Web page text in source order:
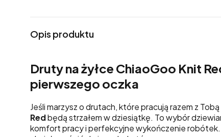
Opis produktu
Druty na żyłce ChiaoGoo Knit
pierwszego oczka
Jeśli marzysz o drutach, które pracują razem z Tobą
Redbędą strzałem w dziesiątkę. To wybór
komfort pracy i perfekcyjne wykończenie robótek.